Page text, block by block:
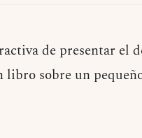
de presentar el
sobre un